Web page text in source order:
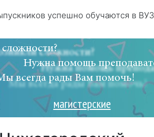
успешно обучаются в
Нужна помощь
всегда рады Вам помочь!
магистерские